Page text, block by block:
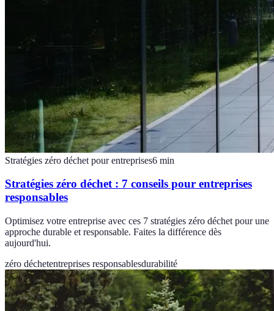
Stratégies zéro déchet pour entreprises6 min
Stratégies zéro déchet : 7 conseils pour entreprises
responsables
Optimisez votre entreprise avec ces 7 stratégies zéro déchet pour une
approche durable et responsable. Faites la différence dès
aujourd'hui.
zéro déchetentreprises responsablesdurabilité